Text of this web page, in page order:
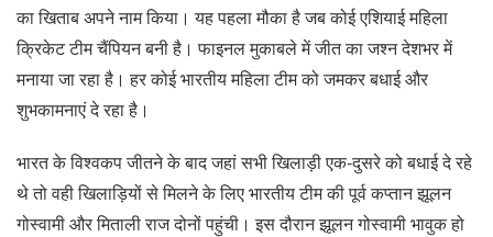
का खिताब अपने नाम किया। यह पहला मौका है जब कोई एशियाई महिला
क्रिकेट टीम चैंपियन बनी है। फाइनल मुकाबले में जीत का जश्न देशभर में
मनाया जा रहा है। हर कोई भारतीय महिला टीम को जमकर बधाई और
शुभकामनाएं दे रहा है।
भारत के विश्वकप जीतने के बाद जहां सभी खिलाड़ी एक-दुसरे को बधाई दे रहे
थे तो वही खिलाड़ियों से मिलने के लिए भारतीय टीम की पूर्व कप्तान झूलन
गोस्वामी और मिताली राज दोनों पहुंची। इस दौरान झूलन गोस्वामी भावुक हो